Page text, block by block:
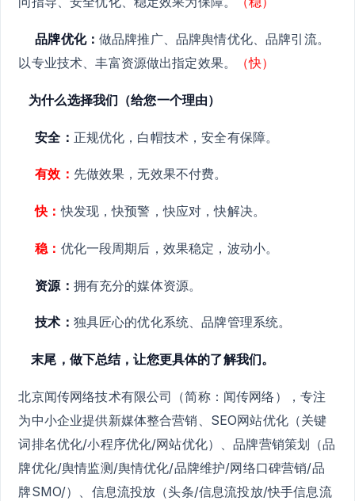
品牌优化： 做品牌推广、品牌舆情优化、品牌引流。
以专业技术、丰富资源做出指定效果。
（快）
为什么选择我们（给您一个理由）
安全： 正规优化，白帽技术，安全有保障。
有效： 先做效果，无效果不付费。
快：快发现，快预警，快应对，快解决。
稳： 优化一段周期后，效果稳定，波动小。
资源： 拥有充分的媒体资源。
技术： 独具匠心的优化系统、品牌管理系统。
末尾，做下总结，让您更具体的了解我们。
北京闻传网络技术有限公司（简称：闻传网络），专注
为中小企业提供新媒体整合营销、SEO网站优化（关键
词排名优化/小程序优化/网站优化）、品牌营销策划（品
牌优化/舆情监测/舆情优化/品牌维护/网络口碑营销/品
牌SMO/）、信息流投放（头条/信息流投放/快手信息流